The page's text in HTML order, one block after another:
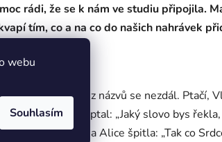
webu
Souhlasím
rádi, že se k nám ve studiu připojila.
tím, co a na co do našich nahrávek
Ani jeden z názvů se nezdál. Ptačí,
Pak se někdo zeptal: „Jaký slovo bys
řekla: „Chodby“ a Alice špitla: „Tak co